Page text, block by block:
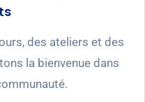
des ateliers et des
la bienvenue dans